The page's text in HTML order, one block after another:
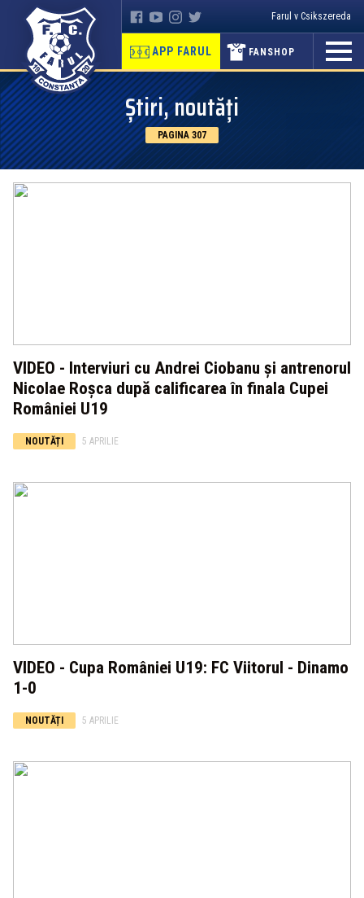
Farul v Csikszereda
APP FARUL FANSHOP
Știri, noutăți
PAGINA 307
VIDEO - Interviuri cu Andrei Ciobanu și antrenorul
Nicolae Roșca după calificarea în finala Cupei
României U19
NOUTĂȚI 5 APRILIE
VIDEO - Cupa României U19: FC Viitorul - Dinamo
1-0
NOUTĂȚI 5 APRILIE